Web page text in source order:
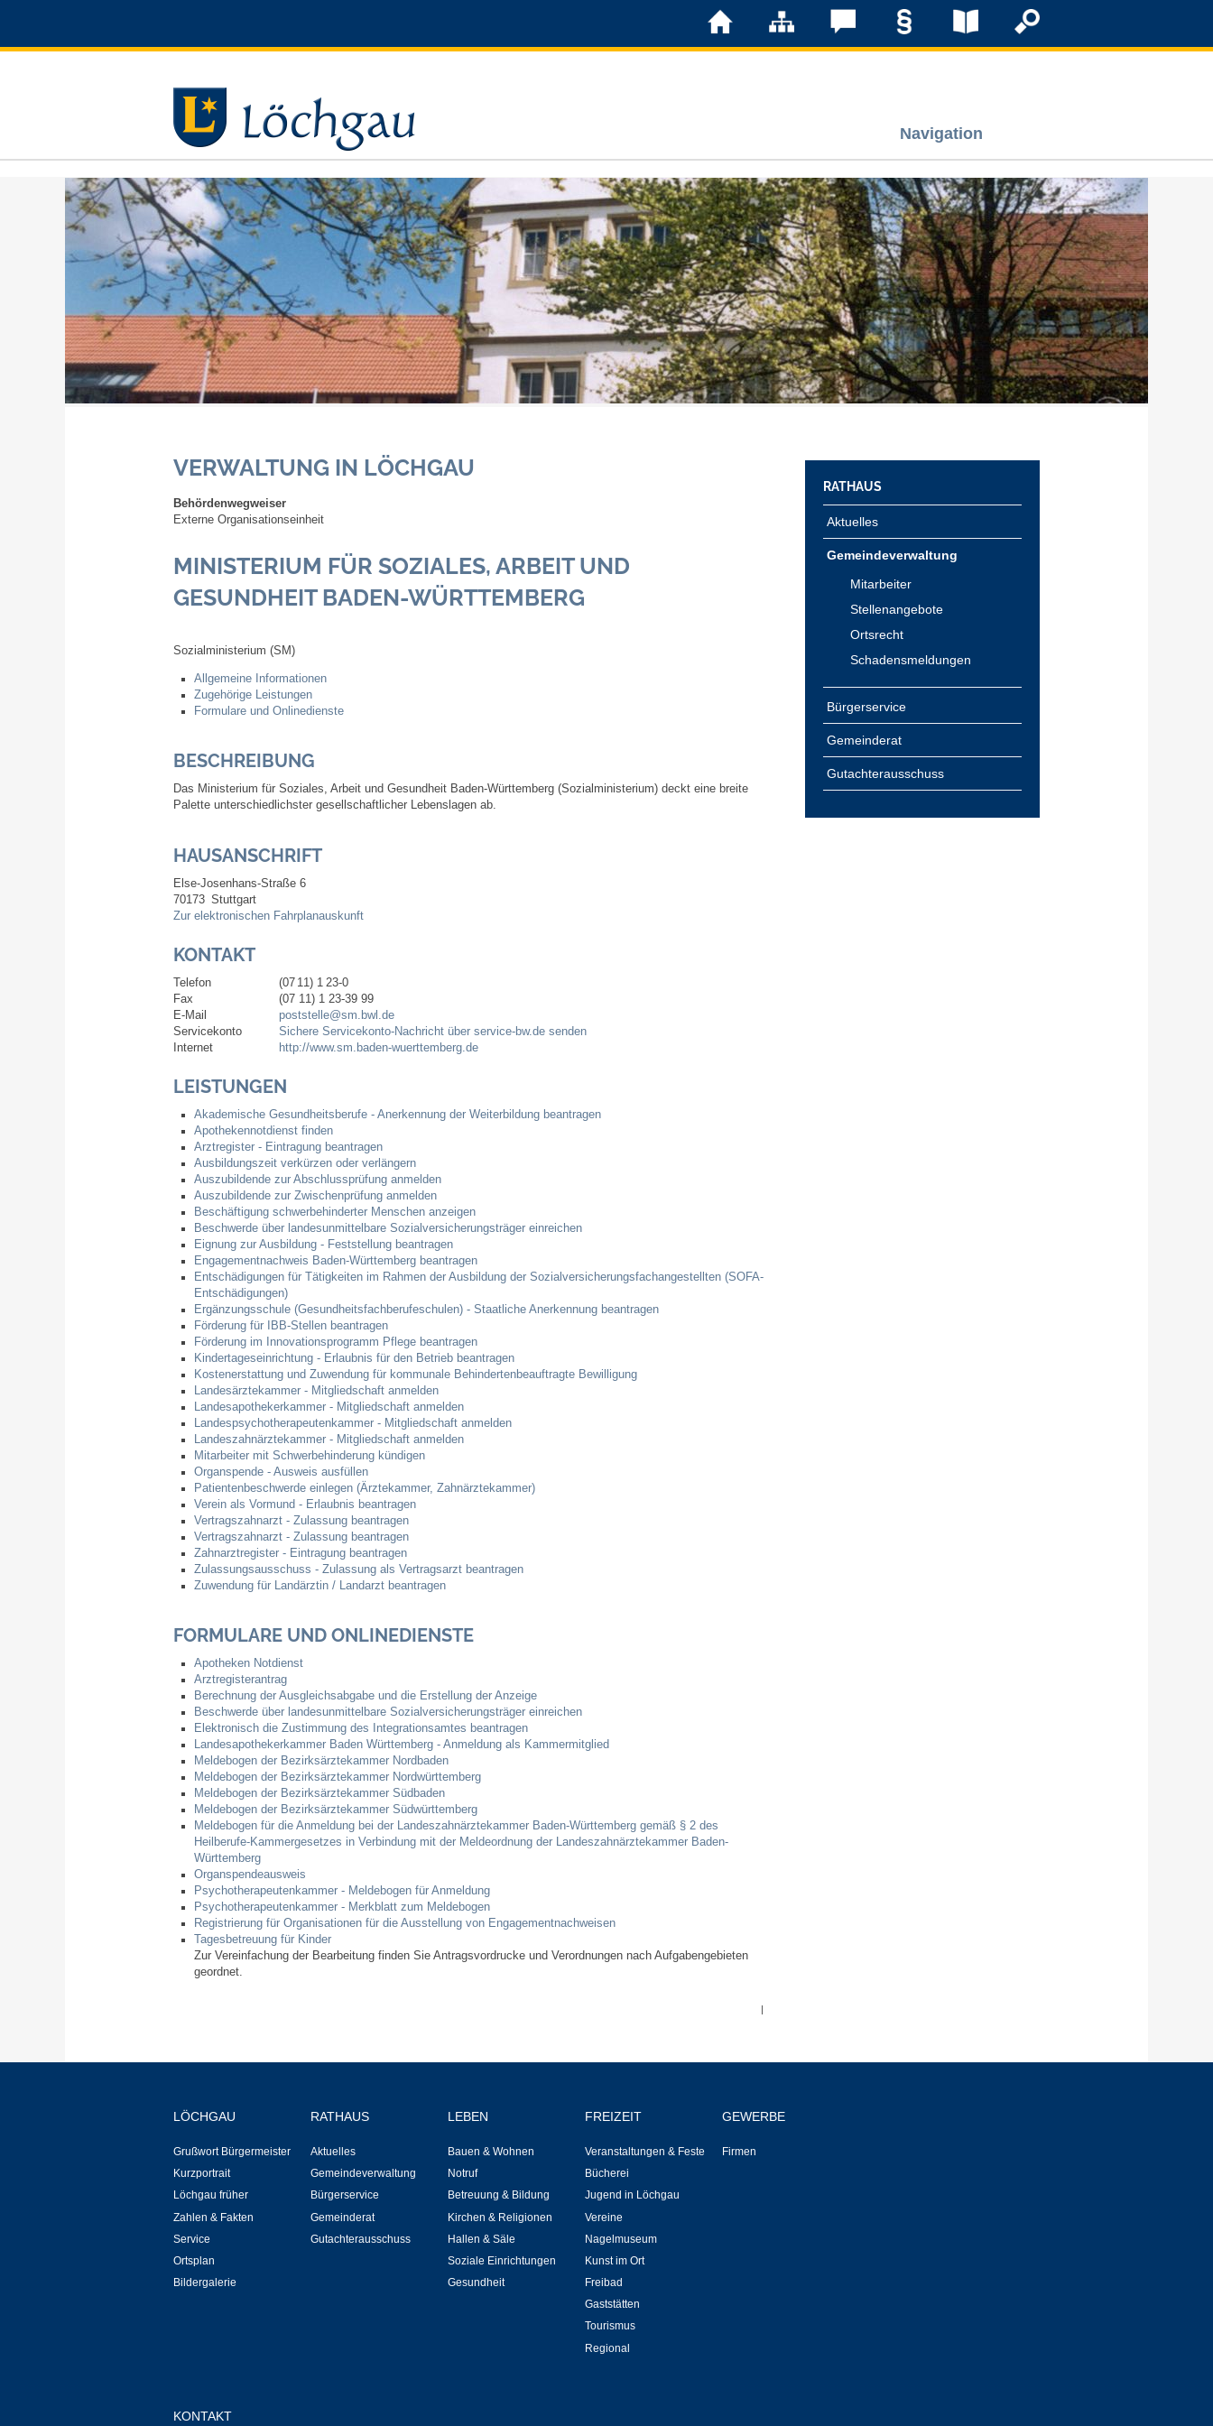
Navigation
Löchgau
Grußwort Bürgermeister
Kurzportrait
Löchgau früher
Zahlen & Fakten
Steuern
Trinkwasser - Härtebereich
Abfall-Infos
Rathaus
Gemeindeverwaltung
Schadensmeldungen
Bürgerservice
Ratsinfo
Bodenrichtwerte
Fortschreibung Flächennutzungsplan
Förderprogramm Balkonkraftwerk
Musikschule
Kirchen & Religionen
VERWALTUNG IN LÖCHGAU
Behördenwegweiser
Externe Organisationseinheit
MINISTERIUM FÜR SOZIALES, ARBEIT UND
GESUNDHEIT BADEN-WÜRTTEMBERG
Sozialministerium (SM)
Allgemeine Informationen
Zugehörige Leistungen
Formulare und Onlinedienste
BESCHREIBUNG
Das Ministerium für Soziales, Arbeit und Gesundheit Baden-Württemberg (Sozialministerium) deckt eine breite
Palette unterschiedlichster gesellschaftlicher Lebenslagen ab.
HAUSANSCHRIFT
Else-Josenhans-Straße 6
70173 Stuttgart
Zur elektronischen Fahrplanauskunft
KONTAKT
Telefon (07 11) 1 23-0
Fax
(07 11) 1 23-39 99
E-Mail
poststelle@sm.bwl.de
Servicekonto
Sichere Servicekonto-Nachricht über service-bw.de senden
Internet
http://www.sm.baden-wuerttemberg.de
LEISTUNGEN
Akademische Gesundheitsberufe - Anerkennung der Weiterbildung beantragen
Apothekennotdienst finden
Arztregister - Eintragung beantragen
Ausbildungszeit verkürzen oder verlängern
Auszubildende zur Abschlussprüfung anmelden
Auszubildende zur Zwischenprüfung anmelden
Beschäftigung schwerbehinderter Menschen anzeigen
Beschwerde über landesunmittelbare Sozialversicherungsträger einreichen
Eignung zur Ausbildung - Feststellung beantragen
Engagementnachweis Baden-Württemberg beantragen
Entschädigungen für Tätigkeiten im Rahmen der Ausbildung der Sozialversicherungsfachangestellten (SOFA-
Entschädigungen)
Ergänzungsschule (Gesundheitsfachberufeschulen) - Staatliche Anerkennung beantragen
Förderung für IBB-Stellen beantragen
Förderung im Innovationsprogramm Pflege beantragen
Kindertageseinrichtung - Erlaubnis für den Betrieb beantragen
Kostenerstattung und Zuwendung für kommunale Behindertenbeauftragte Bewilligung
Landesärztekammer - Mitgliedschaft anmelden
Landesapothekerkammer - Mitgliedschaft anmelden
Landespsychotherapeutenkammer - Mitgliedschaft anmelden
Landeszahnärztekammer - Mitgliedschaft anmelden
Mitarbeiter mit Schwerbehinderung kündigen
Organspende - Ausweis ausfüllen
Patientenbeschwerde einlegen (Ärztekammer, Zahnärztekammer)
Verein als Vormund - Erlaubnis beantragen
Vertragszahnarzt - Zulassung beantragen
Vertragszahnarzt - Zulassung beantragen
Zahnarztregister - Eintragung beantragen
Zulassungsausschuss - Zulassung als Vertragsarzt beantragen
Zuwendung für Landärztin / Landarzt beantragen
FORMULARE UND ONLINEDIENSTE
Apotheken Notdienst
Arztregisterantrag
Berechnung der Ausgleichsabgabe und die Erstellung der Anzeige
Beschwerde über landesunmittelbare Sozialversicherungsträger einreichen
Elektronisch die Zustimmung des Integrationsamtes beantragen
Landesapothekerkammer Baden Württemberg - Anmeldung als Kammermitglied
Meldebogen der Bezirksärztekammer Nordbaden
Meldebogen der Bezirksärztekammer Nordwürttemberg
Meldebogen der Bezirksärztekammer Südbaden
Meldebogen der Bezirksärztekammer Südwürttemberg
Meldebogen für die Anmeldung bei der Landeszahnärztekammer Baden-Württemberg gemäß § 2 des
Heilberufe-Kammergesetzes in Verbindung mit der Meldeordnung der Landeszahnärztekammer Baden-
Württemberg
Organspendeausweis
Psychotherapeutenkammer - Meldebogen für Anmeldung
Psychotherapeutenkammer - Merkblatt zum Meldebogen
Registrierung für Organisationen für die Ausstellung von Engagementnachweisen
Tagesbetreuung für Kinder
Zur Vereinfachung der Bearbeitung finden Sie Antragsvordrucke und Verordnungen nach Aufgabengebieten
geordnet.
|
RATHAUS
Aktuelles
Gemeindeverwaltung
Mitarbeiter
Stellenangebote
Ortsrecht
Schadensmeldungen
Bürgerservice
Gemeinderat
Gutachterausschuss
LÖCHGAU
Grußwort Bürgermeister
Kurzportrait
Löchgau früher
Zahlen & Fakten
Service
Ortsplan
Bildergalerie
RATHAUS
Aktuelles
Gemeindeverwaltung
Bürgerservice
Gemeinderat
Gutachterausschuss
LEBEN
Bauen & Wohnen
Notruf
Betreuung & Bildung
Kirchen & Religionen
Hallen & Säle
Soziale Einrichtungen
Gesundheit
FREIZEIT
Veranstaltungen & Feste
Bücherei
Jugend in Löchgau
Vereine
Nagelmuseum
Kunst im Ort
Freibad
Gaststätten
Tourismus
Regional
GEWERBE
Firmen
KONTAKT